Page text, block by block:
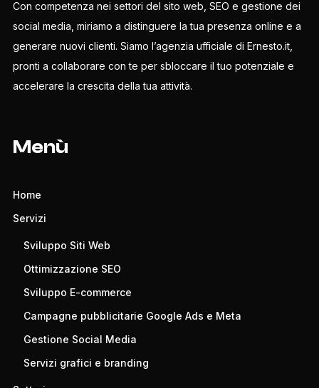
Con competenza nei settori del sito web, SEO e gestione dei
social media, miriamo a distinguere la tua presenza online e a
generare nuovi clienti. Siamo l’agenzia ufficiale di Ernesto.it,
pronti a collaborare con te per sbloccare il tuo potenziale e
accelerare la crescita della tua attività.
Menù
Home
Servizi
Sviluppo Siti Web
Ottimizzazione SEO
Sviluppo E-commerce
Campagne pubblicitarie Google Ads e Meta
Gestione Social Media
Servizi grafici e branding